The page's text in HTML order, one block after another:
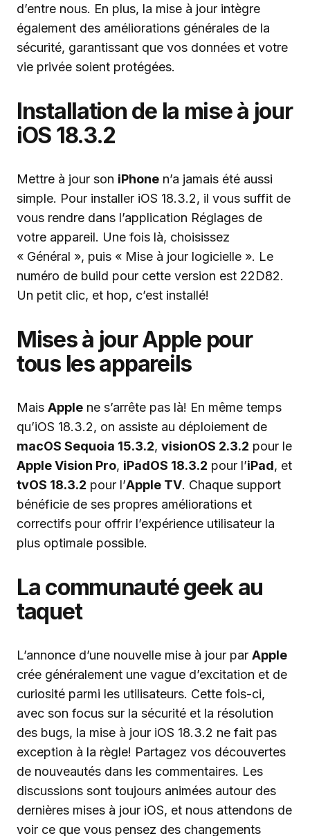
d’entre nous. En plus, la mise à jour intègre
également des améliorations générales de la
sécurité, garantissant que vos données et votre
vie privée soient protégées.
Installation de la mise à jour
iOS 18.3.2
Mettre à jour son iPhone n’a jamais été aussi
simple. Pour installer iOS 18.3.2, il vous suffit de
vous rendre dans l’application Réglages de
votre appareil. Une fois là, choisissez
« Général », puis « Mise à jour logicielle ». Le
numéro de build pour cette version est 22D82.
Un petit clic, et hop, c’est installé!
Mises à jour Apple pour
tous les appareils
Mais Apple ne s’arrête pas là! En même temps
qu’iOS 18.3.2, on assiste au déploiement de
macOS Sequoia 15.3.2, visionOS 2.3.2 pour le
Apple Vision Pro, iPadOS 18.3.2 pour l’iPad, et
tvOS 18.3.2 pour l’Apple TV. Chaque support
bénéficie de ses propres améliorations et
correctifs pour offrir l’expérience utilisateur la
plus optimale possible.
La communauté geek au
taquet
L’annonce d’une nouvelle mise à jour par Apple
crée généralement une vague d’excitation et de
curiosité parmi les utilisateurs. Cette fois-ci,
avec son focus sur la sécurité et la résolution
des bugs, la mise à jour iOS 18.3.2 ne fait pas
exception à la règle! Partagez vos découvertes
de nouveautés dans les commentaires. Les
discussions sont toujours animées autour des
dernières mises à jour iOS, et nous attendons de
voir ce que vous pensez des changements